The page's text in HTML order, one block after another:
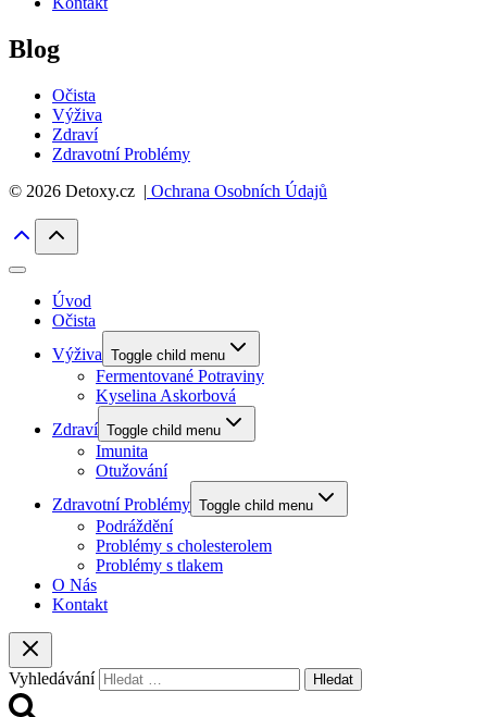
Blog
Očista
Výživa
Zdraví
Zdravotní Problémy
© 2026 Detoxy.cz | Ochrana Osobních Údajů
Úvod
Očista
Výživa Toggle child menu
Fermentované Potraviny
Kyselina Askorbová
Zdraví Toggle child menu
Imunita
Otužování
Zdravotní Problémy Toggle child menu
Podráždění
Problémy s cholesterolem
Problémy s tlakem
O Nás
Kontakt
Vyhledávání